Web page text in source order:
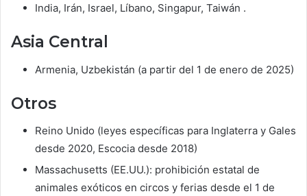
India, Irán, Israel, Líbano, Singapur, Taiwán .
Asia Central
Armenia, Uzbekistán (a partir del 1 de enero de 2025)
Otros
Reino Unido (leyes específicas para Inglaterra y Gales
desde 2020, Escocia desde 2018)
Massachusetts (EE.UU.): prohibición estatal de
animales exóticos en circos y ferias desde el 1 de